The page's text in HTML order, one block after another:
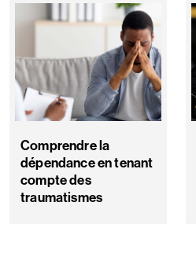
Comprendre la
dépendance en tenant
compte des
traumatismes